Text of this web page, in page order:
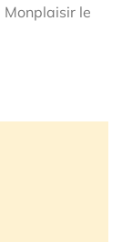
Monplaisir le